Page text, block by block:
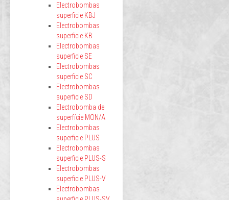
Electrobombas
superficie KBJ
Electrobombas
superficie KB
Electrobombas
superficie SE
Electrobombas
superficie SC
Electrobombas
superficie SD
Electrobomba de
superfície MON/A
Electrobombas
superficie PLUS
Electrobombas
superficie PLUS-S
Electrobombas
superficie PLUS-V
Electrobombas